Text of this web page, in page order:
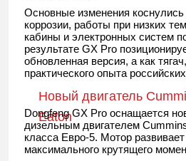
Основные изменения
коррозии, работы при низких
кабины и электронных систем
результате GX Pro
обновленная версия, а как
практического опыта
Новый двигатель
Eaton
Dongfeng GX Pro оснащается
дизельным двигателем
класса Евро-5. Мотор
максимального крутящего